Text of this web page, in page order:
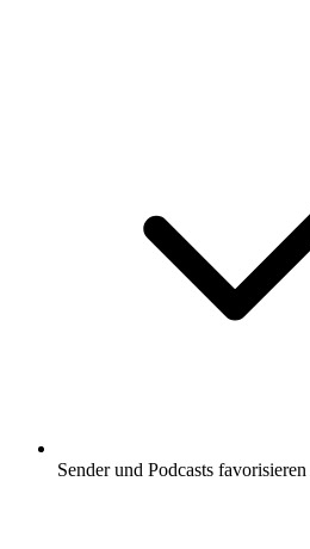
Sender und Podcasts favorisieren